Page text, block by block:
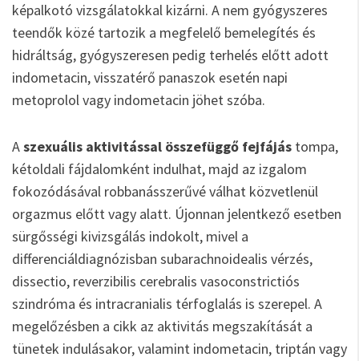
képalkotó vizsgálatokkal kizárni. A nem gyógyszeres
teendők közé tartozik a megfelelő bemelegítés és
hidráltság, gyógyszeresen pedig terhelés előtt adott
indometacin, visszatérő panaszok esetén napi
metoprolol vagy indometacin jöhet szóba.
Aszexuális aktivitással összefüggő fejfájás tompa,
kétoldali fájdalomként indulhat, majd az izgalom
fokozódásával robbanásszerűvé válhat közvetlenül
orgazmus előtt vagy alatt. Újonnan jelentkező esetben
sürgősségi kivizsgálás indokolt, mivel a
differenciáldiagnózisban subarachnoidealis vérzés,
dissectio, reverzibilis cerebralis vasoconstrictiós
szindróma és intracranialis térfoglalás is szerepel. A
megelőzésben a cikk az aktivitás megszakítását a
tünetek indulásakor, valamint indometacin, triptán vagy